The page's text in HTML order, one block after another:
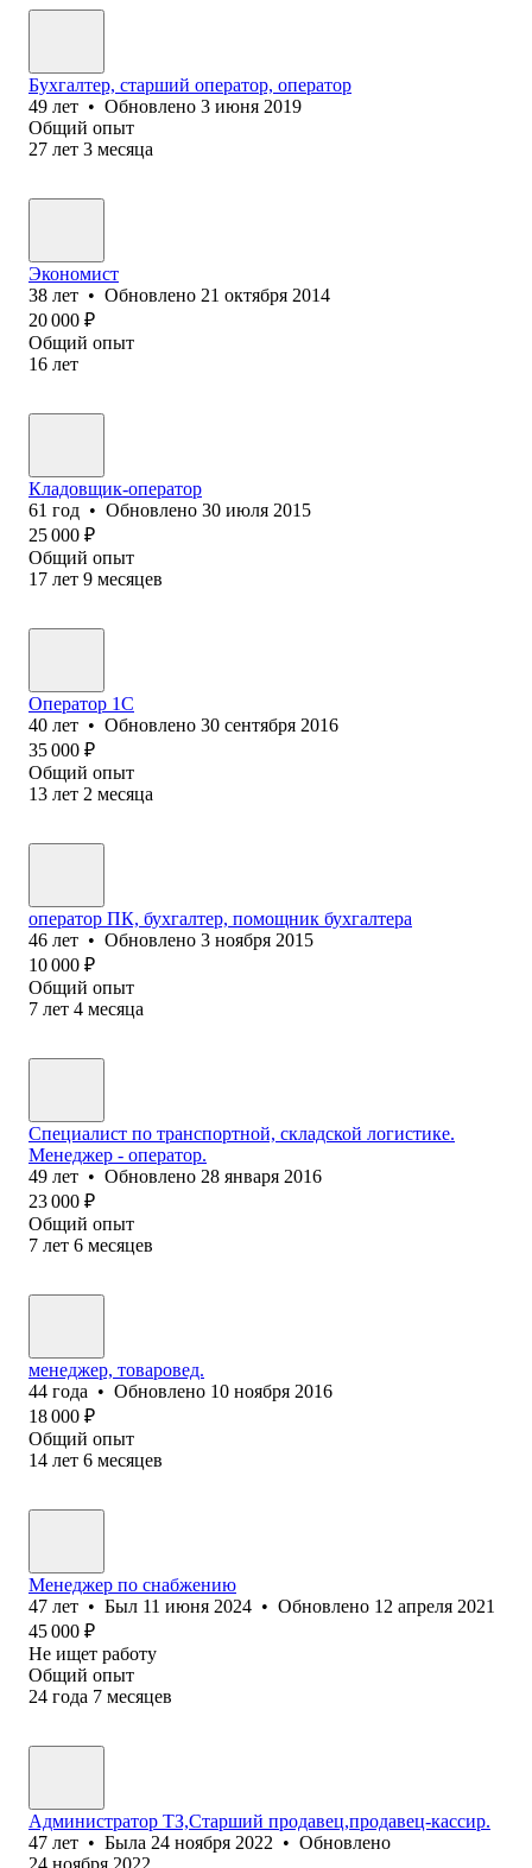
Бухгалтер, старший оператор, оператор
49 лет • Обновлено 3 июня 2019
Общий опыт
27 лет 3 месяца
Экономист
38 лет • Обновлено 21 октября 2014
20 000 ₽
Общий опыт
16 лет
Кладовщик-оператор
61 год • Обновлено 30 июля 2015
25 000 ₽
Общий опыт
17 лет 9 месяцев
Оператор 1С
40 лет • Обновлено 30 сентября 2016
35 000 ₽
Общий опыт
13 лет 2 месяца
оператор ПК, бухгалтер, помощник бухгалтера
46 лет • Обновлено 3 ноября 2015
10 000 ₽
Общий опыт
7 лет 4 месяца
Специалист по транспортной, складской логистике.
Менеджер - оператор.
49 лет • Обновлено 28 января 2016
23 000 ₽
Общий опыт
7 лет 6 месяцев
менеджер, товаровед.
44 года • Обновлено 10 ноября 2016
18 000 ₽
Общий опыт
14 лет 6 месяцев
Менеджер по снабжению
47 лет • Был 11 июня 2024 • Обновлено 12 апреля 2021
45 000 ₽
Не ищет работу
Общий опыт
24 года 7 месяцев
Администратор ТЗ,Старший продавец,продавец-кассир.
47 лет • Была 24 ноября 2022 • Обновлено
24 ноября 2022